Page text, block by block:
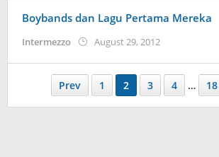
Boybands dan Lagu Pertama Mereka
Intermezzo August 29, 2012by
Prev 1 2 3 4 … 18